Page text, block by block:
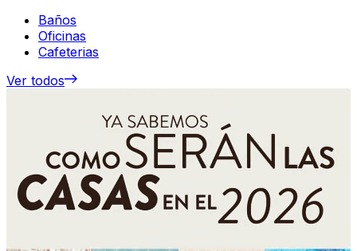
Baños
Oficinas
Cafeterias
Ver todos